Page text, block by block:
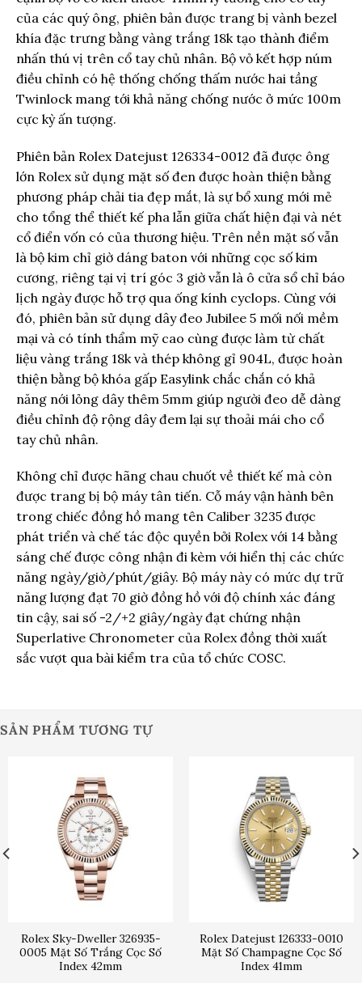
của các quý ông, phiên bản được trang bị vành bezel
khía đặc trưng bằng vàng trắng 18k tạo thành điểm
nhấn thú vị trên cổ tay chủ nhân. Bộ vỏ kết hợp núm
điều chỉnh có hệ thống chống thấm nước hai tầng
Twinlock mang tới khả năng chống nước ở mức 100m
cực kỳ ấn tượng.
Phiên bản Rolex Datejust 126334-0012 đã được ông
lớn Rolex sử dụng mặt số đen được hoàn thiện bằng
phương pháp chải tia đẹp mắt, là sự bổ xung mới mẻ
cho tổng thể thiết kế pha lẫn giữa chất hiện đại và nét
cổ điển vốn có của thương hiệu. Trên nền mặt số vẫn
là bộ kim chỉ giờ dáng baton với những cọc số kim
cương, riêng tại vị trí góc 3 giờ vẫn là ô cửa sổ chỉ báo
lịch ngày được hỗ trợ qua ống kính cyclops. Cùng với
đó, phiên bản sử dụng dây đeo Jubilee 5 mối nối mềm
mại và có tính thẩm mỹ cao cùng được làm từ chất
liệu vàng trắng 18k và thép không gỉ 904L, được hoàn
thiện bằng bộ khóa gấp Easylink chắc chắn có khả
năng nới lỏng dây thêm 5mm giúp người đeo dễ dàng
điều chỉnh độ rộng dây đem lại sự thoải mái cho cổ
tay chủ nhân.
Không chỉ được hãng chau chuốt về thiết kế mà còn
được trang bị bộ máy tân tiến. Cỗ máy vận hành bên
trong chiếc đồng hồ mang tên Caliber 3235 được
phát triển và chế tác độc quyền bởi Rolex với 14 bằng
sáng chế được công nhận đi kèm với hiển thị các chức
năng ngày/giờ/phút/giây. Bộ máy này có mức dự trữ
năng lượng đạt 70 giờ đồng hồ với độ chính xác đáng
tin cậy, sai số -2/+2 giây/ngày đạt chứng nhận
Superlative Chronometer của Rolex đồng thời xuất
sắc vượt qua bài kiểm tra của tổ chức COSC.
SẢN PHẨM TƯƠNG TỰ
Rolex Sky-Dweller 326935-
0005 Mặt Số Trắng Cọc Số
Index 42mm
Rolex Datejust 126333-0010
Mặt Số Champagne Cọc Số
Index 41mm